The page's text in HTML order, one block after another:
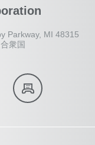
Parkway, MI 48315
衆国